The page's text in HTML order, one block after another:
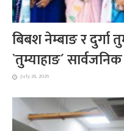
बिबश नेम्बाङ र दुर्गा
`तुम्याहाङ´ सार्वजनिक
July 28, 2026